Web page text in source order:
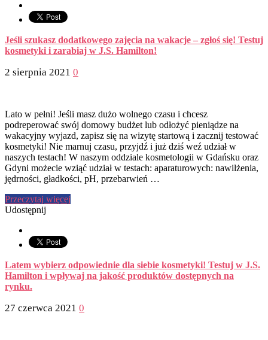
Jeśli szukasz dodatkowego zajęcia na wakacje – zgłoś się! Testuj
kosmetyki i zarabiaj w J.S. Hamilton!
2 sierpnia 2021 0
Lato w pełni! Jeśli masz dużo wolnego czasu i chcesz
podreperować swój domowy budżet lub odłożyć pieniądze na
wakacyjny wyjazd, zapisz się na wizytę startową i zacznij testować
kosmetyki! Nie marnuj czasu, przyjdź i już dziś weź udział w
naszych testach! W naszym oddziale kosmetologii w Gdańsku oraz
Gdyni możecie wziąć udział w testach: aparaturowych: nawilżenia,
jędrności, gładkości, pH, przebarwień …
Przeczytaj więcej
Udostępnij
Latem wybierz odpowiednie dla siebie kosmetyki! Testuj w J.S.
Hamilton i wpływaj na jakość produktów dostępnych na
rynku.
27 czerwca 2021 0